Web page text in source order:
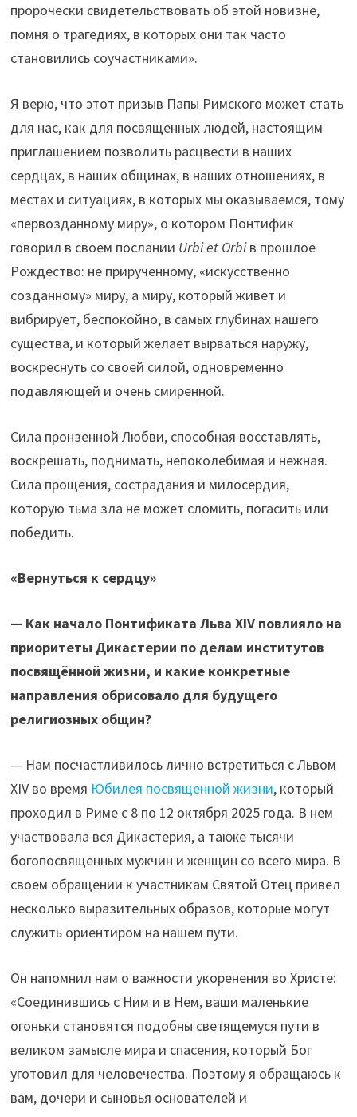
пророчески свидетельствовать об этой новизне,
помня о трагедиях, в которых они так часто
становились соучастниками».
Я верю, что этот призыв Папы Римского может стать
для нас, как для посвященных людей, настоящим
приглашением позволить расцвести в наших
сердцах, в наших общинах, в наших отношениях, в
местах и ​​ситуациях, в которых мы оказываемся, тому
«первозданному миру», о котором Понтифик
говорил в своем послании Urbi et Orbiв прошлое
Рождество: не прирученному, «искусственно
созданному» миру, а миру, который живет и
вибрирует, беспокойно, в самых глубинах нашего
существа, и который желает вырваться наружу,
воскреснуть со своей силой, одновременно
подавляющей и очень смиренной.
Сила пронзенной Любви, способная восставлять,
воскрешать, поднимать, непоколебимая и нежная.
Сила прощения, сострадания и милосердия,
которую тьма зла не может сломить, погасить или
победить.
«Вернуться к сердцу»
— Как начало Понтификата Льва XIV повлияло на
приоритеты Дикастерии по делам институтов
посвящённой жизни, и какие конкретные
направления обрисовало для будущего
религиозных общин?
— Нам посчастливилось лично встретиться с Львом
XIV во время Юбилея посвященной жизни, который
проходил в Риме с 8 по 12 октября 2025 года. В нем
участвовала вся Дикастерия, а также тысячи
богопосвященных мужчин и женщин со всего мира. В
своем обращении к участникам Святой Отец привел
несколько выразительных образов, которые могут
служить ориентиром на нашем пути.
Он напомнил нам о важности укоренения во Христе:
«Соединившись с Ним и в Нем, ваши маленькие
огоньки становятся подобны светящемуся пути в
великом замысле мира и спасения, который Бог
уготовил для человечества. Поэтому я обращаюсь к
вам, дочери и сыновья основателей и